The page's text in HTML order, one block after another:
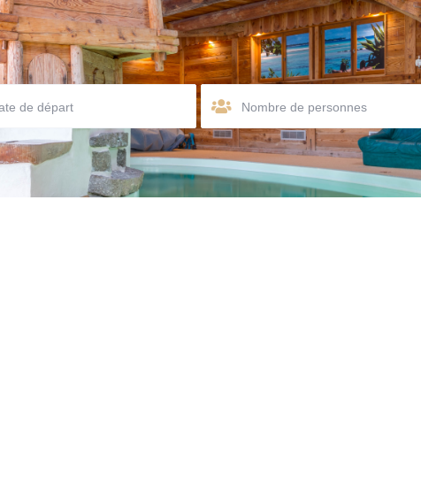
Nombre de personnes